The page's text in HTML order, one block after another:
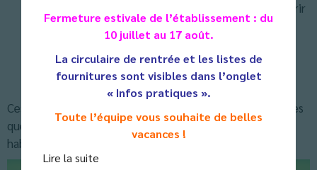
Fermeture estivale de l’établissement : du
10 juillet au 17 août.
La circulaire de rentrée et les listes de
fournitures sont visibles dans l’onglet
« Infos pratiques ».
Toute l’équipe vous souhaite de belles
vacances !
Lire la suite
l’impact environnemental du numérique et découvrir
des pratiques plus sobres.
Ces ateliers interactifs ont permis aux élèves de poser des
questions concrètes et de réfléchir à leurs propres
habitudes.